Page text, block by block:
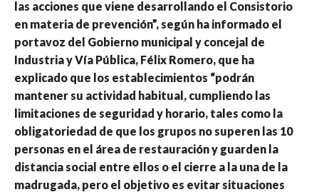
las acciones que viene desarrollando el Consistorio
en materia de prevención”, según ha informado el
portavoz del Gobierno municipal y concejal de
Industria y Vía Pública, Félix Romero, que ha
explicado que los establecimientos “podrán
mantener su actividad habitual, cumpliendo las
limitaciones de seguridad y horario, tales como la
obligatoriedad de que los grupos no superen las 10
personas en el área de restauración y guarden la
distancia social entre ellos o el cierre a la una de la
madrugada, pero el objetivo es evitar situaciones